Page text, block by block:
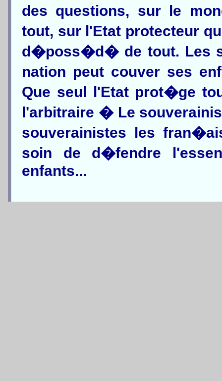
des questions, sur le
tout, sur l'Etat protecteur
d�poss�d� de tout. Les
nation peut couver ses
Que seul l'Etat prot�ge
l'arbitraire � Le
souverainistes les
soin de d�fendre
enfants...